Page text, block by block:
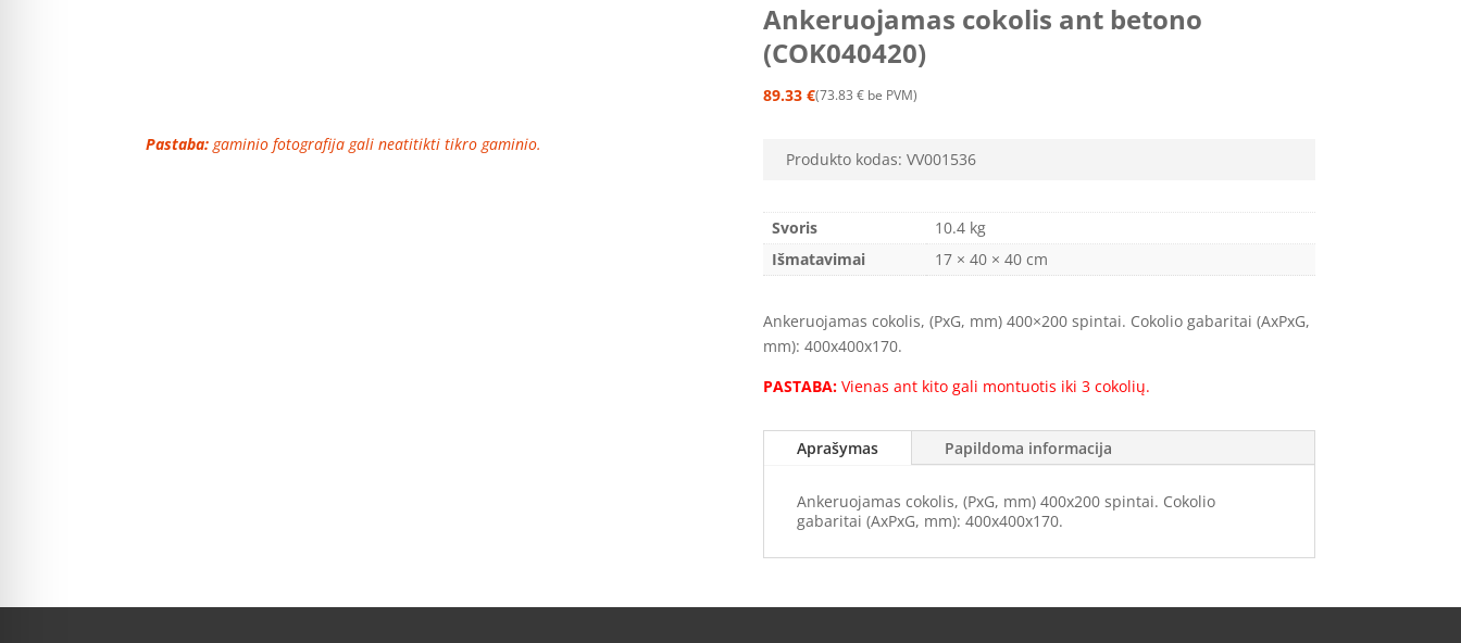
Pastaba: gaminio fotografija gali neatitikti tikro gaminio.
Ankeruojamas cokolis ant betono
(COK040420)
89.33 € 73.83 € be PVM
Produkto kodas: VV001536
Svoris
10.4 kg
Išmatavimai
17 × 40 × 40 cm
Ankeruojamas cokolis, (PxG, mm) 400×200 spintai. Cokolio gabaritai (AxPxG,
mm): 400x400x170.
PASTABA:Vienas ant kito gali montuotis iki 3 cokolių.
Aprašymas Papildoma informacija
Ankeruojamas cokolis, (PxG, mm) 400x200 spintai. Cokolio
gabaritai (AxPxG, mm): 400x400x170.